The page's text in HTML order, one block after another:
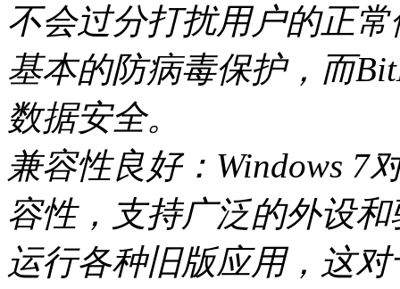
不会过分打扰用户的正常
基本的防病毒保护，而
数据安全。
兼容性良好：Windows 7
容性，支持广泛的外设
运行各种旧版应用，这